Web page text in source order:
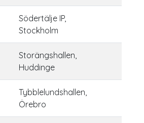
Södertälje IP,
Stockholm
Storängshallen,
Huddinge
Tybblelundshallen,
Örebro